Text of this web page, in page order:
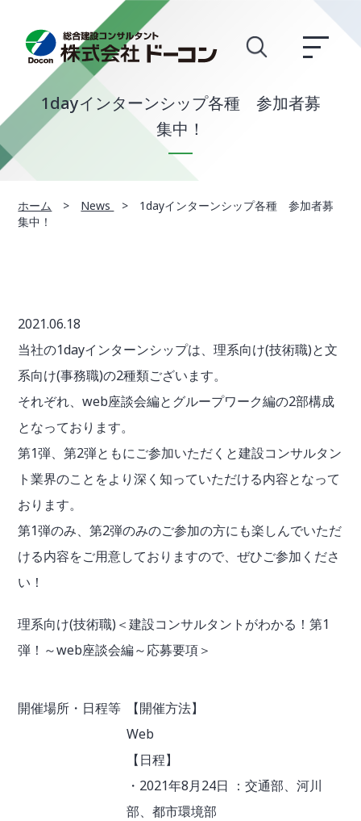
1dayインターンシップ各種 参加者募
集中！
ホーム > News >
1dayインターンシップ各種 参加者募
集中！
2021.06.18
当社の1dayインターンシップは、理系向け(技術職)と文
系向け(事務職)の2種類ございます。
それぞれ、web座談会編とグループワーク編の2部構成
となっております。
第1弾、第2弾ともにご参加いただくと建設コンサルタン
ト業界のことをより深く知っていただける内容となって
おります。
第1弾のみ、第2弾のみのご参加の方にも楽しんでいただ
ける内容をご用意しておりますので、ぜひご参加くださ
い！
理系向け(技術職)＜建設コンサルタントがわかる！第1
弾！～web座談会編～応募要項＞
開催場所・日程等
【開催方法】
Web
【日程】
・2021年8月24日 ：交通部、河川
部、都市環境部